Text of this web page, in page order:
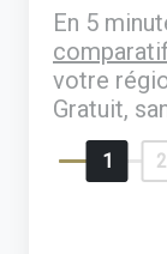
En 5
votre
Gratuit,
1 2